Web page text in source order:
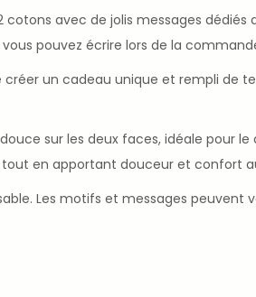
avec de jolis messages dédiés
pouvez écrire lors de la
un cadeau unique et rempli de
sur les deux faces, idéale pour
en apportant douceur et confort
Les motifs et messages peuvent